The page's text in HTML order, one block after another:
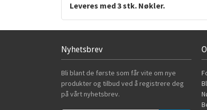
Leveres med 3 stk. Nøkler.
Nyhetsbrev
Bli blant de første som får vite om nye
produkter og tilbud ved å registrere deg
på vårt nyhetsbrev.